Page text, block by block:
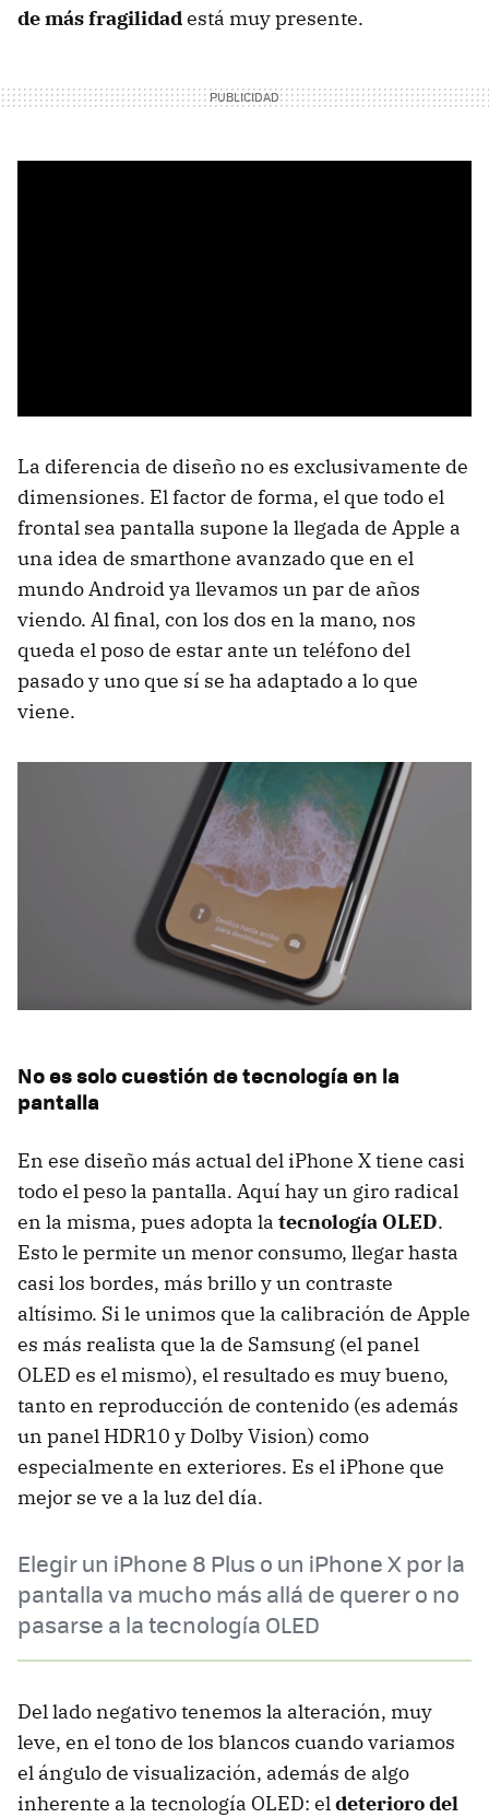
de más fragilidadestá muy presente.
La diferencia de diseño no es exclusivamente de
dimensiones. El factor de forma, el que todo el
frontal sea pantalla supone la llegada de Apple a
una idea de smarthone avanzado que en el
mundo Android ya llevamos un par de años
viendo. Al final, con los dos en la mano, nos
queda el poso de estar ante un teléfono del
pasado y uno que sí se ha adaptado a lo que
viene.
No es solo cuestión de tecnología en la
pantalla
En ese diseño más actual del iPhone X tiene casi
todo el peso la pantalla. Aquí hay un giro radical
en la misma, pues adopta la tecnología OLED.
Esto le permite un menor consumo, llegar hasta
casi los bordes, más brillo y un contraste
altísimo. Si le unimos que la calibración de Apple
es más realista que la de Samsung (el panel
OLED es el mismo), el resultado es muy bueno,
tanto en reproducción de contenido (es además
un panel HDR10 y Dolby Vision) como
especialmente en exteriores. Es el iPhone que
mejor se ve a la luz del día.
Elegir un iPhone 8 Plus o un iPhone X por la
pantalla va mucho más allá de querer o no
pasarse a la tecnología OLED
Del lado negativo tenemos la alteración, muy
leve, en el tono de los blancos cuando variamos
el ángulo de visualización, además de algo
inherente a la tecnología OLED: eldeterioro del